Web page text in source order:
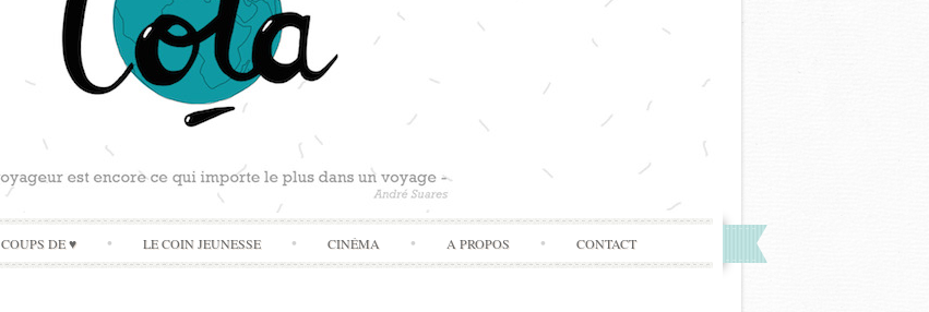
Skip
to
COUPS DE ♥ LE COIN JEUNESSE CINÉMA A PROPOS CONTACT